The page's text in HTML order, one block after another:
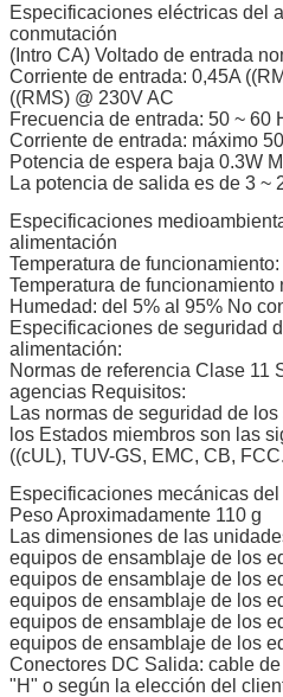
Especificaciones eléctricas del
conmutación
(Intro CA) Voltado de entrada
Corriente de entrada: 0,45A
((RMS) @ 230V AC
Frecuencia de entrada: 50 ~ 60
Corriente de entrada: máximo
Potencia de espera baja 0.3W
La potencia de salida es de 3 ~
Especificaciones
alimentación
Temperatura de
Temperatura de funcionamiento
Humedad: del 5% al 95% No
Especificaciones de seguridad
alimentación:
Normas de referencia Clase 11
agencias Requisitos:
Las normas de seguridad de
los Estados miembros son las
((cUL), TUV-GS, EMC, CB, FCC.
Especificaciones mecánicas
Peso Aproximadamente 110 g
Las dimensiones de las
equipos de ensamblaje de los
equipos de ensamblaje de los
equipos de ensamblaje de los
equipos de ensamblaje de los
equipos de ensamblaje de los
Conectores DC Salida: cable
"H" o según la elección del